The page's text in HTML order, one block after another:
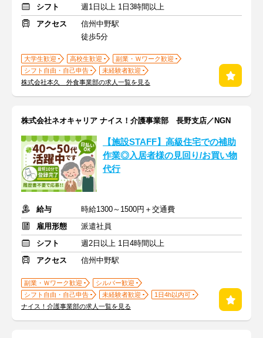
シフト
週1日以上 1日3時間以上
アクセス
信州中野駅
徒歩5分
大学生歓迎 高校生歓迎
副業・Ｗワーク歓迎
シフト自由・自己申告
未経験者歓迎
株式会社本久 外食事業部の求人一覧を見る
株式会社ネオキャリア ナイス！介護事業部 長野支店／NGN
【施設STAFF】高級住宅での補助
作業◎入居者様の見回り/お買い物
代行
給与
時給1300～1500円＋交通費
雇用形態
派遣社員
シフト
週2日以上 1日4時間以上
アクセス
信州中野駅
副業・Ｗワーク歓迎
シルバー歓迎
シフト自由・自己申告
未経験者歓迎
1日4h以内可
ナイス！介護事業部の求人一覧を見る